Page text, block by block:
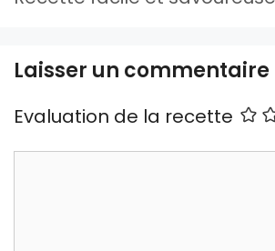
Laisser un commentaire
Evaluation de la recette